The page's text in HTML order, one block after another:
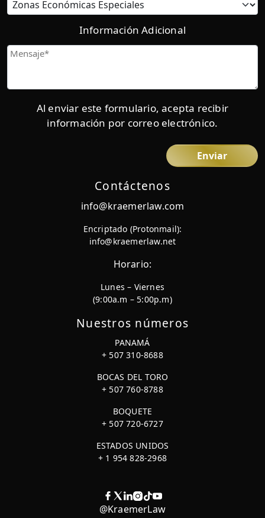
Contáctenos
info@kraemerlaw.com
Encriptado (Protonmail):
info@kraemerlaw.net
Horario:
Lunes – Viernes
(9:00a.m – 5:00p.m)
Nuestros números
PANAMÁ
+ 507 310-8688
BOCAS DEL TORO
+ 507 760-8788
BOQUETE
+ 507 720-6727
ESTADOS UNIDOS
+ 1 954 828-2968
@KraemerLaw
Información Adicional
Mensaje
Al enviar este formulario, acepta recibir
información por correo electrónico.